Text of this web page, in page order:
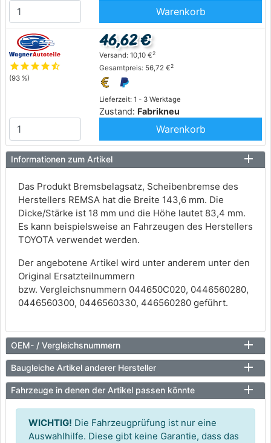
Warenkorb
starstarstarstarstar_half
(93 %)
Lieferzeit: 1 - 3 Werktage
Zustand: Fabrikneu
46,62 €
Versand: 10,10 €2
Gesamtpreis: 56,72 €2
Warenkorb
Informationen zum Artikel
Das Produkt Bremsbelagsatz, Scheibenbremse des
Herstellers REMSA hat die Breite 143,6 mm. Die
Dicke/Stärke ist 18 mm und die Höhe lautet 83,4 mm.
Es kann beispielsweise an Fahrzeugen des Herstellers
TOYOTA verwendet werden.
Der angebotene Artikel wird unter anderem unter den
Original Ersatzteilnummern
bzw. Vergleichsnummern 044650C020, 0446560280,
0446560300, 0446560330, 446560280 geführt.
OEM- / Vergleichsnummern
Baugleiche Artikel anderer Hersteller
Fahrzeuge in denen der Artikel passen könnte
WICHTIG! Die Fahrzeugprüfung ist nur eine
Auswahlhilfe. Diese gibt keine Garantie, dass das